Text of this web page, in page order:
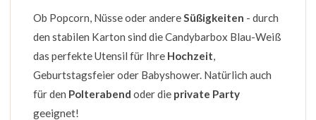
Ob Popcorn, Nüsse oder andere Süßigkeiten - durch
den stabilen Karton sind die Candybarbox Blau-Weiß
das perfekte Utensil für Ihre Hochzeit
Geburtstagsfeier oder Babyshower. Natürlich auch
für den Polterabend oder die private Party
geeignet!